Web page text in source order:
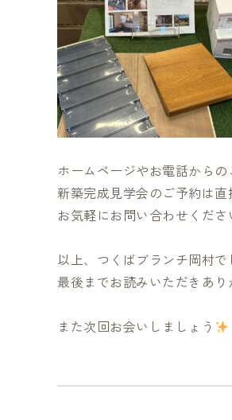
ホームページやお電話からの
新築完成見学会のご予約は直
お気軽にお問い合わせくだ
以上、つくばブランチ岡村で
最後までお読みいただきあり
また次回お会いしましょう